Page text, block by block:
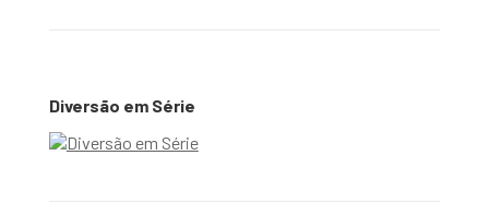
Diversão em Série